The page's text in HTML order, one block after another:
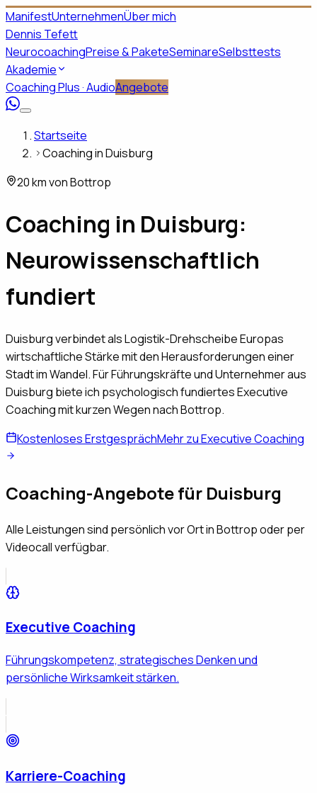
ManifestUnternehmenÜber mich
Dennis Tefett
NeurocoachingPreise & PaketeSeminareSelbsttests
Akademie
Coaching Plus · AudioAngebote
Startseite
Coaching in Duisburg
20 km von Bottrop
Coaching in Duisburg:
Neurowissenschaftlich
fundiert
Duisburg verbindet als Logistik-Drehscheibe Europas
wirtschaftliche Stärke mit den Herausforderungen einer
Stadt im Wandel. Für Führungskräfte und Unternehmer aus
Duisburg biete ich psychologisch fundiertes Executive
Coaching mit kurzen Wegen nach Bottrop.
Kostenloses ErstgesprächMehr zu Executive Coaching
Coaching-Angebote für Duisburg
Alle Leistungen sind persönlich vor Ort in Bottrop oder per
Videocall verfügbar.
Executive Coaching
Führungskompetenz, strategisches Denken und
persönliche Wirksamkeit stärken.
Karriere-Coaching